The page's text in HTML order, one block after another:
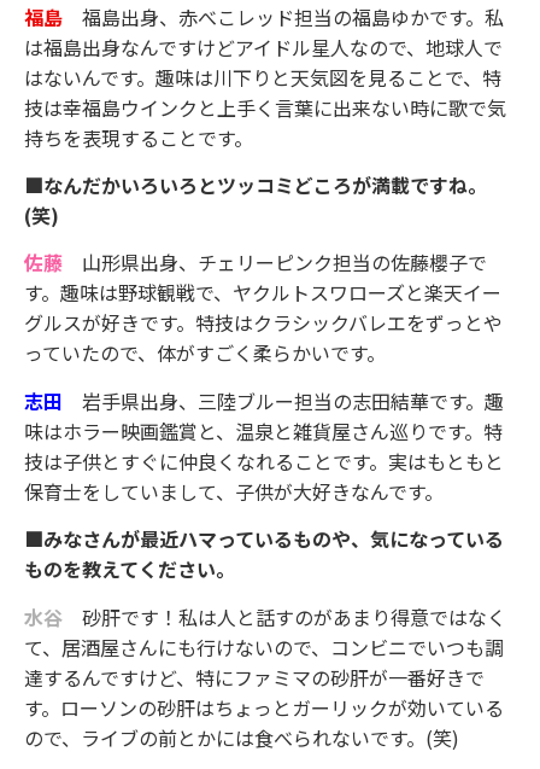
福島 福島出身、赤べこレッド担当の福島ゆかです。私
は福島出身なんですけどアイドル星人なので、地球人で
はないんです。趣味は川下りと天気図を見ることで、特
技は幸福島ウインクと上手く言葉に出来ない時に歌で気
持ちを表現することです。
■なんだかいろいろとツッコミどころが満載ですね。
(笑)
佐藤 山形県出身、チェリーピンク担当の佐藤櫻子で
す。趣味は野球観戦で、ヤクルトスワローズと楽天イー
グルスが好きです。特技はクラシックバレエをずっとや
っていたので、体がすごく柔らかいです。
志田 岩手県出身、三陸ブルー担当の志田結華です。趣
味はホラー映画鑑賞と、温泉と雑貨屋さん巡りです。特
技は子供とすぐに仲良くなれることです。実はもともと
保育士をしていまして、子供が大好きなんです。
■みなさんが最近ハマっているものや、気になっている
ものを教えてください。
水谷 砂肝です！私は人と話すのがあまり得意ではなく
て、居酒屋さんにも行けないので、コンビニでいつも調
達するんですけど、特にファミマの砂肝が一番好きで
す。ローソンの砂肝はちょっとガーリックが効いている
ので、ライブの前とかには食べられないです。(笑)